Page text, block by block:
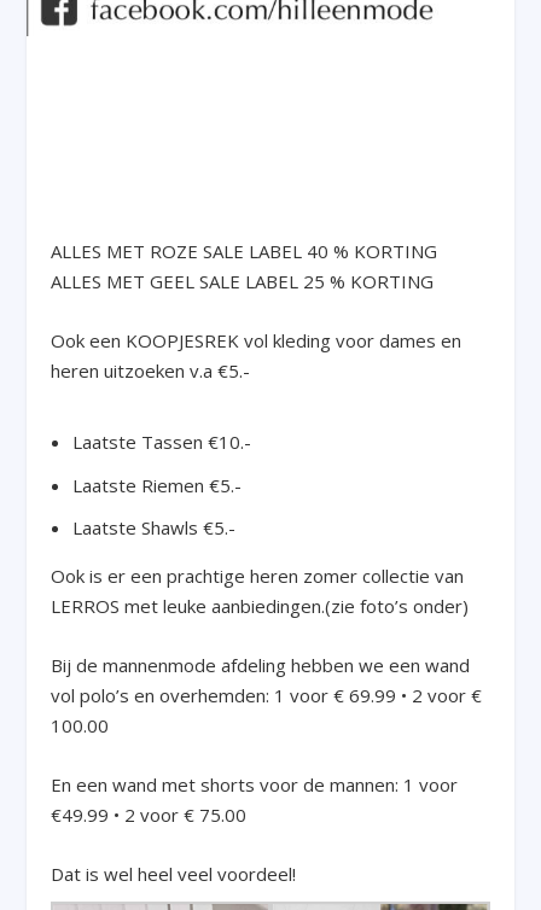
ALLES MET ROZE SALE LABEL 40 % KORTING
ALLES MET GEEL SALE LABEL 25 % KORTING
Ook een KOOPJESREK vol kleding voor dames en
heren uitzoeken v.a €5.-
Laatste Tassen €10.-
Laatste Riemen €5.-
Laatste Shawls €5.-
Ook is er een prachtige heren zomer collectie van
LERROS met leuke aanbiedingen.(zie foto’s onder)
Bij de mannenmode afdeling hebben we een wand
vol polo’s en overhemden: 1 voor € 69.99 • 2 voor €
100.00
En een wand met shorts voor de mannen: 1 voor
€49.99 • 2 voor € 75.00
Dat is wel heel veel voordeel!